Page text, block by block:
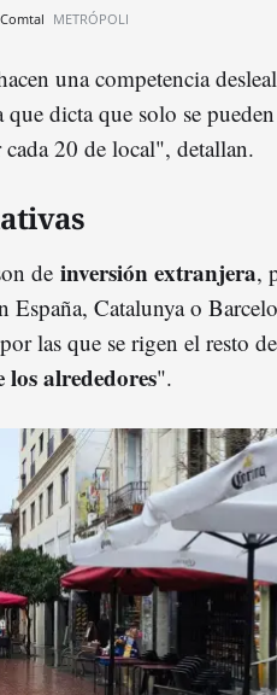
METRÓPOLI
una competencia
dicta que solo se
20 de local", detallan.
de inversión extranjera,
España, Catalunya o
las que se rigen el resto
alrededores".